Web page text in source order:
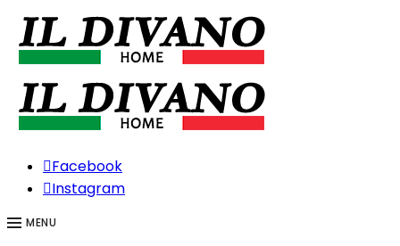
Facebook
Instagram
MENU